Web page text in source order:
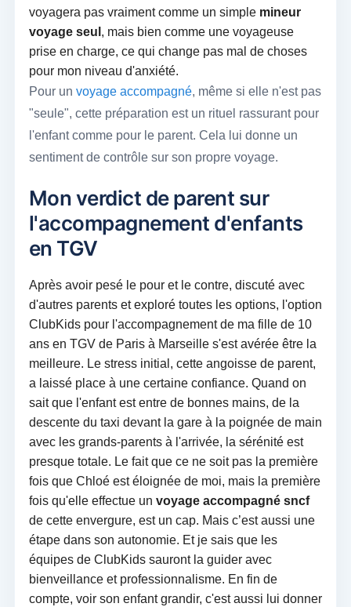
voyagera pas vraiment comme un simple mineur
voyage seul , mais bien comme une voyageuse
prise en charge, ce qui change pas mal de choses
pour mon niveau d'anxiété.
Pour un voyage accompagné, même si elle n'est pas
"seule", cette préparation est un rituel rassurant pour
l'enfant comme pour le parent. Cela lui donne un
sentiment de contrôle sur son propre voyage.
Mon verdict de parent sur
l'accompagnement d'enfants
en TGV
Après avoir pesé le pour et le contre, discuté avec
d'autres parents et exploré toutes les options, l'option
ClubKids pour l'accompagnement de ma fille de 10
ans en TGV de Paris à Marseille s'est avérée être la
meilleure. Le stress initial, cette angoisse de parent,
a laissé place à une certaine confiance. Quand on
sait que l'enfant est entre de bonnes mains, de la
descente du taxi devant la gare à la poignée de main
avec les grands-parents à l'arrivée, la sérénité est
presque totale. Le fait que ce ne soit pas la première
fois que Chloé est éloignée de moi, mais la première
fois qu'elle effectue un voyage accompagné sncf
de cette envergure, est un cap. Mais c’est aussi une
étape dans son autonomie. Et je sais que les
équipes de ClubKids sauront la guider avec
bienveillance et professionnalisme. En fin de
compte, voir son enfant grandir, c'est aussi lui donner